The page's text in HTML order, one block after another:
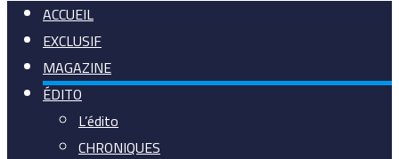
ACCUEIL
EXCLUSIF
MAGAZINE
ÉDITO
L’édito
CHRONIQUES